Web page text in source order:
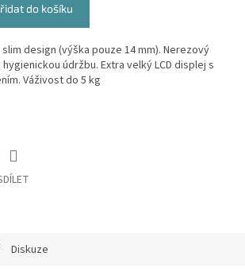
do košíku
design (výška pouze 14 mm). Nerezový
údržbu. Extra velký LCD displej s
Váživost do 5 kg
Diskuze